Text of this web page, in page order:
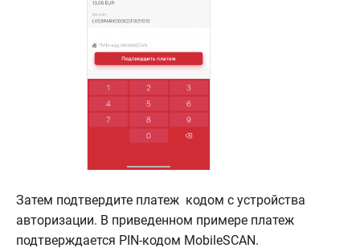
Затем подтвердите платеж кодом с устройства
авторизации. В приведенном примере платеж
подтверждается PIN-кодом MobileSCAN.